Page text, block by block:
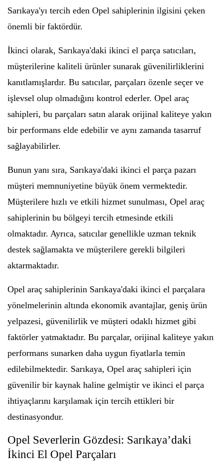
Sarıkaya'yı tercih eden Opel sahiplerinin ilgisini çeken
önemli bir faktördür.
İkinci olarak, Sarıkaya'daki ikinci el parça satıcıları,
müşterilerine kaliteli ürünler sunarak güvenilirliklerini
kanıtlamışlardır. Bu satıcılar, parçaları özenle seçer ve
işlevsel olup olmadığını kontrol ederler. Opel araç
sahipleri, bu parçaları satın alarak orijinal kaliteye yakın
bir performans elde edebilir ve aynı zamanda tasarruf
sağlayabilirler.
Bunun yanı sıra, Sarıkaya'daki ikinci el parça pazarı
müşteri memnuniyetine büyük önem vermektedir.
Müşterilere hızlı ve etkili hizmet sunulması, Opel araç
sahiplerinin bu bölgeyi tercih etmesinde etkili
olmaktadır. Ayrıca, satıcılar genellikle uzman teknik
destek sağlamakta ve müşterilere gerekli bilgileri
aktarmaktadır.
Opel araç sahiplerinin Sarıkaya'daki ikinci el parçalara
yönelmelerinin altında ekonomik avantajlar, geniş ürün
yelpazesi, güvenilirlik ve müşteri odaklı hizmet gibi
faktörler yatmaktadır. Bu parçalar, orijinal kaliteye yakın
performans sunarken daha uygun fiyatlarla temin
edilebilmektedir. Sarıkaya, Opel araç sahipleri için
güvenilir bir kaynak haline gelmiştir ve ikinci el parça
ihtiyaçlarını karşılamak için tercih ettikleri bir
destinasyondur.
Opel Severlerin Gözdesi: Sarıkaya’daki
İkinci El Opel Parçaları